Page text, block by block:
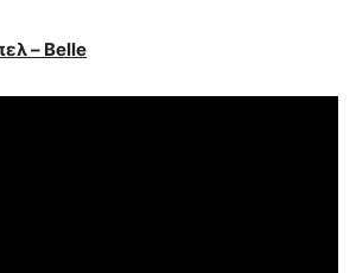
– Belle